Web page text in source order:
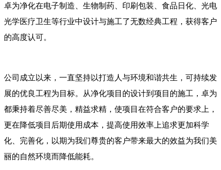
卓为净化在电子制造、生物制药、印刷包装、食品日化、光电
光学医疗卫生等行业中设计与施工了无数经典工程，获得客户
的高度认可。
公司成立以来，一直坚持以打造人与环境和谐共生，可持续发
展的优良工程为目标。从净化项目的设计到项目的施工，卓为
都秉持着尽善尽美，精益求精，使项目在符合客户的要求上，
更在降低项目后期使用成本，提高使用效率上追求更加科学
化、完善化，以期为我们尊贵的客户带来最大的效益为我们美
丽的自然环境而降低能耗。